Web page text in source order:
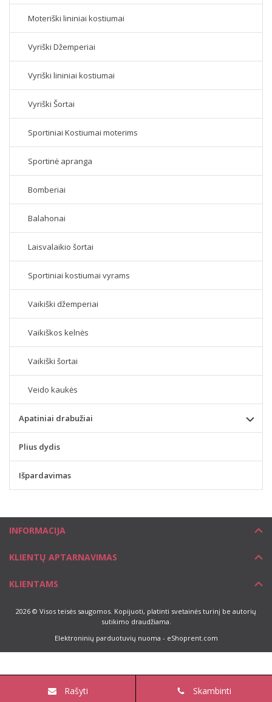
Moteriški lininiai kostiumai
Vyriški Džemperiai
Vyriški lininiai kostiumai
Vyriški Šortai
Sportiniai Kostiumai moterims
Sportinė apranga
Bomberiai
Balahonai
Laisvalaikio šortai
Sportiniai kostiumai vyrams
Vaikiški džemperiai
Vaikiškos kelnės
Vaikiški šortai
Veido kaukės
Apatiniai drabužiai
Plius dydis
Išpardavimas
INFORMACIJA
KLIENTŲ APTARNAVIMAS
KLIENTAMS
2026 © Visos teisės saugomos. Kopijuoti, platinti svetainės turinį be autorių
sutikimo draudžiama.
Elektroninių parduotuvių nuoma - eShoprent.com
Rašyti Skambinti